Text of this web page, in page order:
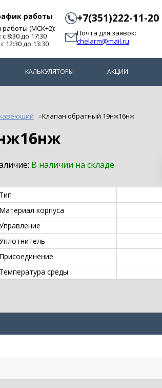
работы
работы (МСК+2):
8:30 до 17:30
12:30 до 13:30
+7(351)222-11-20
Почта для заявок:
chelarm@mail.ru
КАЛЬКУЛЯТОРЫ АКЦИИ
Клапан обратный 19нж16нж
В наличии на складе
Тип
Материал корпуса
Присоединение
Температура среды